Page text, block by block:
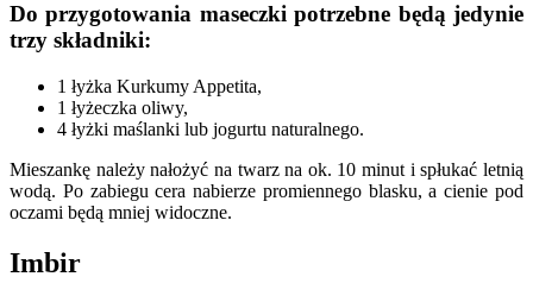
Do przygotowania maseczki potrzebne będą jedynie
trzy składniki:
1 łyżka Kurkumy Appetita,
1 łyżeczka oliwy,
4 łyżki maślanki lub jogurtu naturalnego.
Mieszankę należy nałożyć na twarz na ok. 10 minut i spłukać letnią
wodą. Po zabiegu cera nabierze promiennego blasku, a cienie pod
oczami będą mniej widoczne.
Imbir